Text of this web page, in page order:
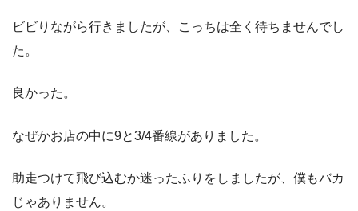
ビビりながら行きましたが、こっちは全く待ちませんでし
た。
良かった。
なぜかお店の中に9と3/4番線がありました。
助走つけて飛び込むか迷ったふりをしましたが、僕もバカ
じゃありません。